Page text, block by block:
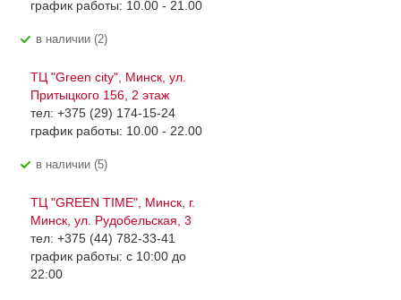
график работы: 10.00 - 21.00
В наличии (2)
ТЦ "Green city", Минск, ул.
Притыцкого 156, 2 этаж
тел: +375 (29) 174-15-24
график работы: 10.00 - 22.00
В наличии (5)
ТЦ "GREEN TIME", Минск, г.
Минск, ул. Рудобельская, 3
тел: +375 (44) 782-33-41
график работы: с 10:00 до
22:00